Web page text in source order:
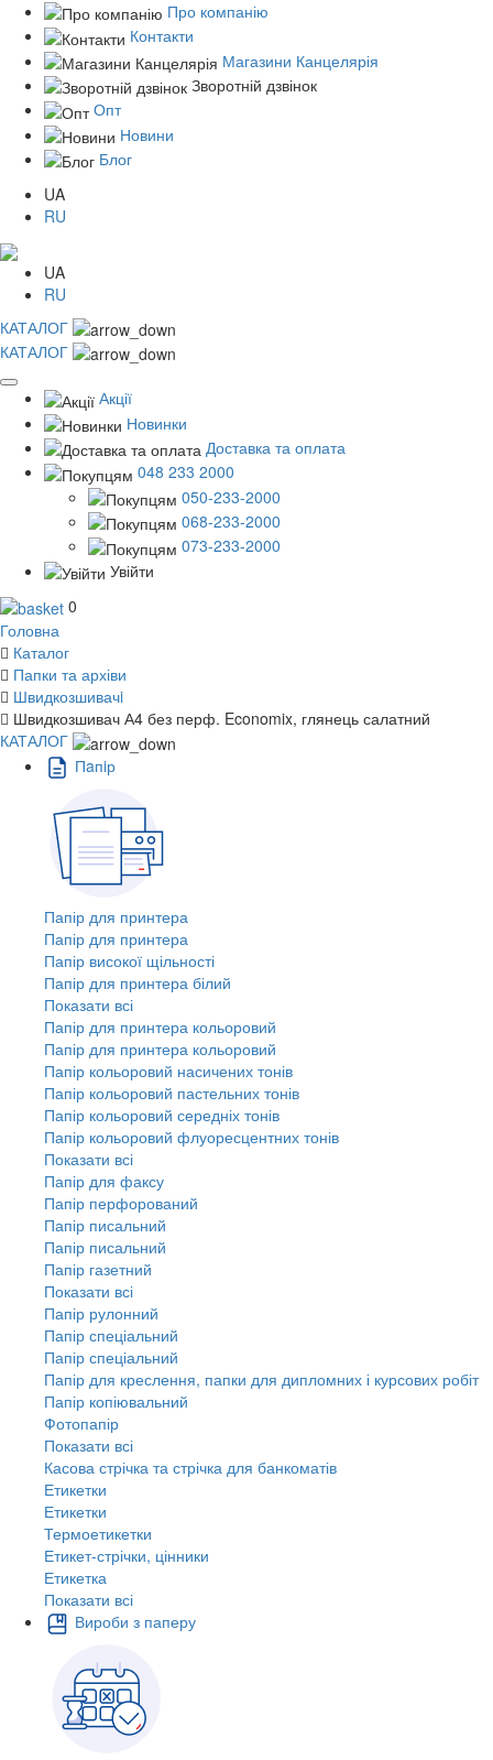
Про компанію
Контакти
Магазини Канцелярія
Зворотній дзвінок
Опт
Новини
Блог
UA
RU
UA
RU
КАТАЛОГ
КАТАЛОГ
Акції
Новинки
Доставка та оплата
048 233 2000
050-233-2000
068-233-2000
073-233-2000
Увійти
0
Головна
Каталог
Папки та архіви
Швидкозшивачi
Швидкозшивач А4 без перф. Economix, глянець салатний
КАТАЛОГ
Пaпiр
Папір для принтера
Папір для принтера
Папір високої щільності
Папір для принтера білий
Показати всі
Папір для принтера кольоровий
Папір для принтера кольоровий
Папір кольоровий насичених тонів
Папір кольоровий пастельних тонів
Папір кольоровий середніх тонів
Папір кольоровий флуоресцентних тонів
Показати всі
Папір для факсу
Папір перфорований
Папір писальний
Папір писальний
Папір газетний
Показати всі
Папір рулонний
Папір спеціальний
Папір спеціальний
Папір для креслення, папки для дипломних і курсових робіт
Папір копіювальний
Фотопапір
Показати всі
Касова стрічка та стрічка для банкоматів
Етикетки
Етикетки
Термоетикетки
Етикет-стрічки, цінники
Етикетка
Показати всі
Вироби з паперу